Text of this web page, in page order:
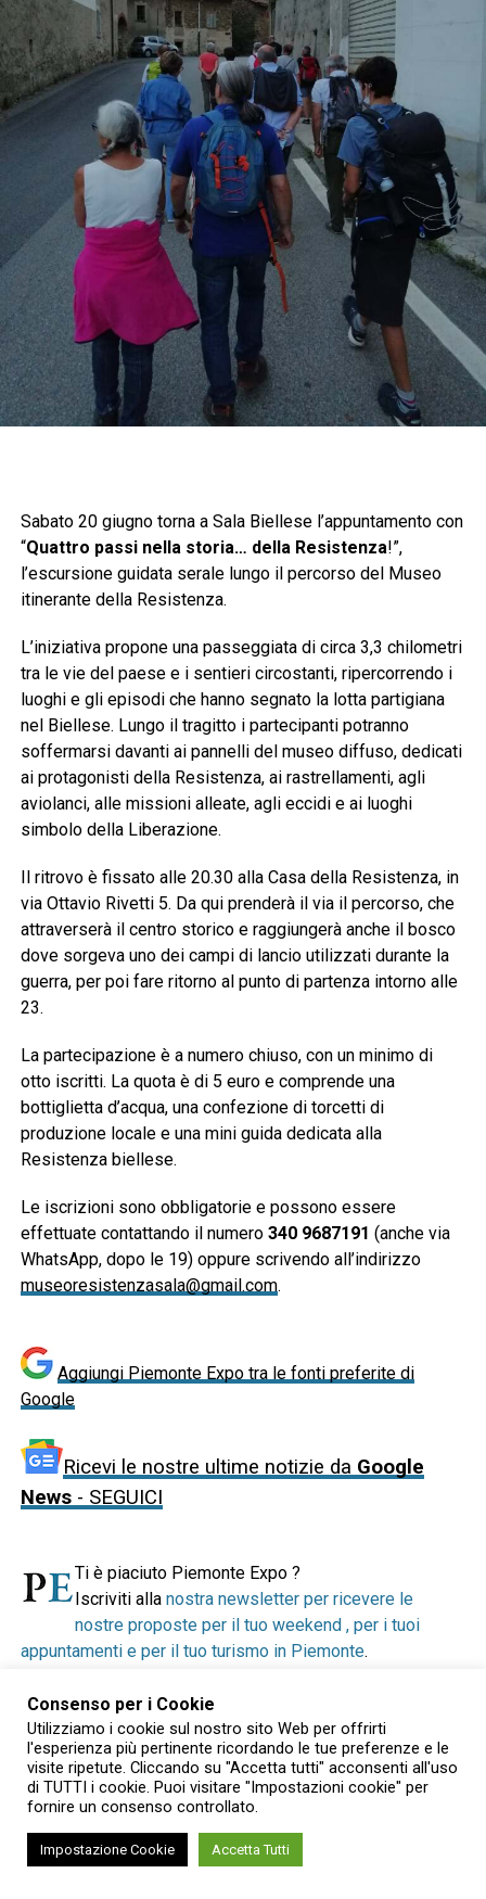
Sabato 20 giugno torna a Sala Biellese l’appuntamento con
“Quattro passi nella storia… della Resistenza!”,
l’escursione guidata serale lungo il percorso del Museo
itinerante della Resistenza.
L’iniziativa propone una passeggiata di circa 3,3 chilometri
tra le vie del paese e i sentieri circostanti, ripercorrendo i
luoghi e gli episodi che hanno segnato la lotta partigiana
nel Biellese. Lungo il tragitto i partecipanti potranno
soffermarsi davanti ai pannelli del museo diffuso, dedicati
ai protagonisti della Resistenza, ai rastrellamenti, agli
aviolanci, alle missioni alleate, agli eccidi e ai luoghi
simbolo della Liberazione.
Il ritrovo è fissato alle 20.30 alla Casa della Resistenza, in
via Ottavio Rivetti 5. Da qui prenderà il via il percorso, che
attraverserà il centro storico e raggiungerà anche il bosco
dove sorgeva uno dei campi di lancio utilizzati durante la
guerra, per poi fare ritorno al punto di partenza intorno alle
23.
La partecipazione è a numero chiuso, con un minimo di
otto iscritti. La quota è di 5 euro e comprende una
bottiglietta d’acqua, una confezione di torcetti di
produzione locale e una mini guida dedicata alla
Resistenza biellese.
Le iscrizioni sono obbligatorie e possono essere
effettuate contattando il numero 340 9687191 (anche via
WhatsApp, dopo le 19) oppure scrivendo all’indirizzo
museoresistenzasala@gmail.com.
Aggiungi Piemonte Expo tra le fonti preferite di
Google
Ricevi le nostre ultime notizie da Google
News- SEGUICI
Ti è piaciuto Piemonte Expo ?
Iscriviti alla nostra newsletter per ricevere le
nostre proposte per il tuo weekend , per i tuoi
appuntamenti e per il tuo turismo in Piemonte.
Piemonte Telegram.
Se ti piace il nostro lavoro vai allanostra pagina su
Facebooke clicca su "Like". Se preferisci puoi anche
seguirci via Twitterevia Instagram.
Per sostenerci abbiamo bisogno del vostro contributo, per
questo vi chiediamo di supportarci concretamente
Consenso per i Cookie
Utilizziamo i cookie sul nostro sito Web per offrirti
l'esperienza più pertinente ricordando le tue preferenze e le
visite ripetute. Cliccando su "Accetta tutti" acconsenti all'uso
di TUTTI i cookie. Puoi visitare "Impostazioni cookie" per
fornire un consenso controllato.
Impostazione Cookie Accetta Tutti